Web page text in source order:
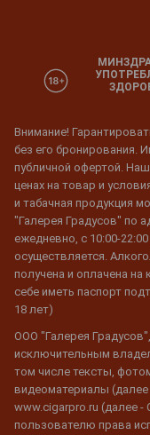
Внимание!
без его бронирования.
публичной офертой.
ценах на товар и
и табачная продукция
"Галерея Градусов" по
ежедневно, с 10:00-
осуществляется.
получена и оплачена на
себе иметь паспорт
18 лет)
ООО "Галерея
исключительным
том числе тексты,
видеоматериалы
www.cigarpro.ru (далее -
пользователю права